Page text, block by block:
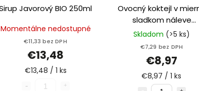
Sirup Javorový BIO 250ml
Momentálne nedostupné
€11,33 bez DPH
€13,48
€13,48 / 1 ks
Ovocný koktejl v
sladkom náleve
2500g/1500g Bassta
Skladom (>5 ks)
€7,29 bez DPH
€8,97
€8,97 / 1 ks